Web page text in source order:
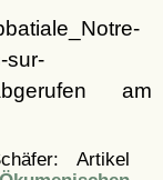
sur-
am
Artikel